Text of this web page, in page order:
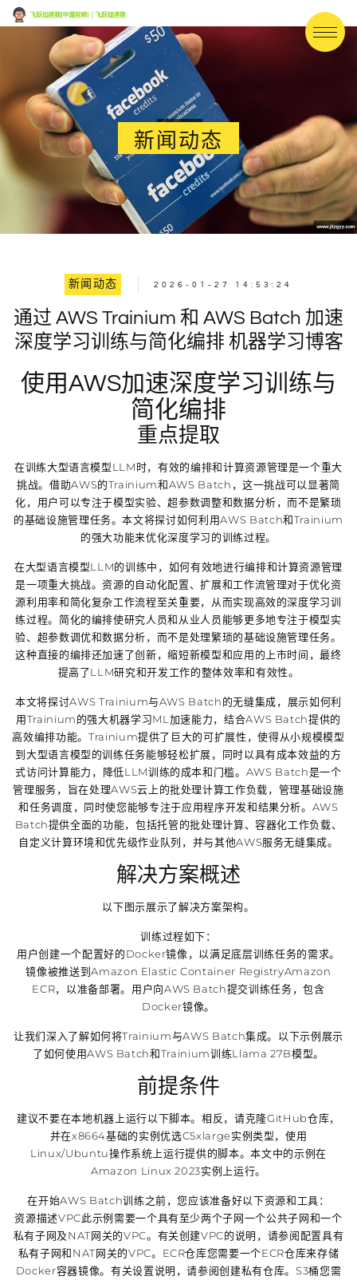
新闻动态
新闻动态 2026-01-27 14:53:24
通过 AWS Trainium 和 AWS Batch 加速
深度学习训练与简化编排 机器学习博客
使用AWS加速深度学习训练与
简化编排
重点提取
在训练大型语言模型LLM时，有效的编排和计算资源管理是一个重大
挑战。借助AWS的Trainium和AWS Batch，这一挑战可以显著简
化，用户可以专注于模型实验、超参数调整和数据分析，而不是繁琐
的基础设施管理任务。本文将探讨如何利用AWS Batch和Trainium
的强大功能来优化深度学习的训练过程。
在大型语言模型LLM的训练中，如何有效地进行编排和计算资源管理
是一项重大挑战。资源的自动化配置、扩展和工作流管理对于优化资
源利用率和简化复杂工作流程至关重要，从而实现高效的深度学习训
练过程。简化的编排使研究人员和从业人员能够更多地专注于模型实
验、超参数调优和数据分析，而不是处理繁琐的基础设施管理任务。
这种直接的编排还加速了创新，缩短新模型和应用的上市时间，最终
提高了LLM研究和开发工作的整体效率和有效性。
本文将探讨AWS Trainium与AWS Batch的无缝集成，展示如何利
用Trainium的强大机器学习ML加速能力，结合AWS Batch提供的
高效编排功能。Trainium提供了巨大的可扩展性，使得从小规模模型
到大型语言模型的训练任务能够轻松扩展，同时以具有成本效益的方
式访问计算能力，降低LLM训练的成本和门槛。AWS Batch是一个
管理服务，旨在处理AWS云上的批处理计算工作负载，管理基础设施
和任务调度，同时使您能够专注于应用程序开发和结果分析。AWS
Batch提供全面的功能，包括托管的批处理计算、容器化工作负载、
自定义计算环境和优先级作业队列，并与其他AWS服务无缝集成。
解决方案概述
以下图示展示了解决方案架构。
训练过程如下：
用户创建一个配置好的Docker镜像，以满足底层训练任务的需求。
镜像被推送到Amazon Elastic Container RegistryAmazon
ECR，以准备部署。用户向AWS Batch提交训练任务，包含
Docker镜像。
让我们深入了解如何将Trainium与AWS Batch集成。以下示例展示
了如何使用AWS Batch和Trainium训练Llama 27B模型。
前提条件
建议不要在本地机器上运行以下脚本。相反，请克隆GitHub仓库，
并在x8664基础的实例优选C5xlarge实例类型，使用
Linux/Ubuntu操作系统上运行提供的脚本。本文中的示例在
Amazon Linux 2023实例上运行。
在开始AWS Batch训练之前，您应该准备好以下资源和工具：
资源描述VPC此示例需要一个具有至少两个子网一个公共子网和一个
私有子网及NAT网关的VPC。有关创建VPC的说明，请参阅配置具有
私有子网和NAT网关的VPC。ECR仓库您需要一个ECR仓库来存储
Docker容器镜像。有关设置说明，请参阅创建私有仓库。S3桶您需